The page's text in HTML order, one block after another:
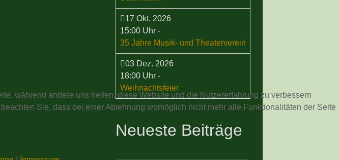
17 Okt. 2026
15:00 Uhr-
35 Jahre Musik- und Theaterverein
03 Dez. 2026
18:00 Uhr-
Weihnachtsfeier
Neueste Beiträge
während andere uns helfen, diese Website und die Nutzererfahrung zu verbessern
Sie, dass bei einer Ablehnung womöglich nicht mehr alle Funktionalitäten der Seite